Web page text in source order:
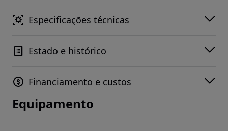
Especificações técnicas
Estado e histórico
Financiamento e custos
Equipamento